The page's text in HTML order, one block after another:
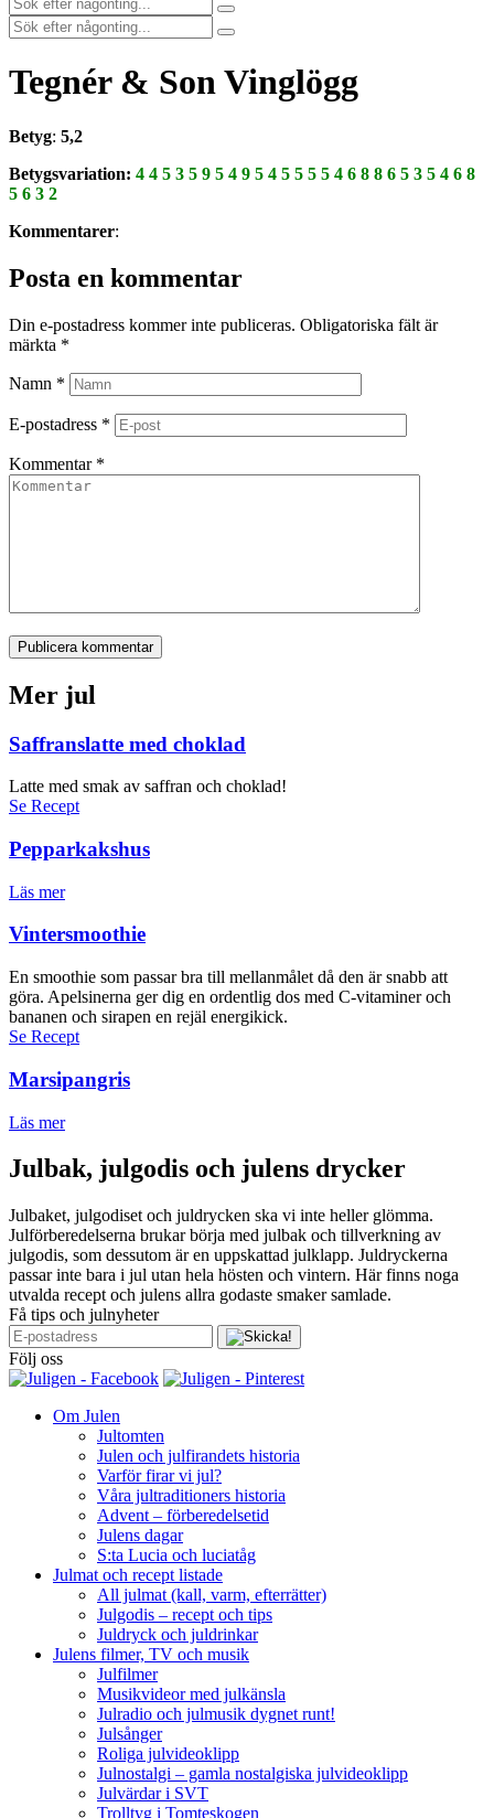
Tegnér & Son Vinglögg
Betyg: 5,2
Betygsvariation: 4 4 5 3 5 9 5 4 9 5 4 5 5 5 5 4 6 8 8 6 5 3 5 4 6 8
5 6 3 2
Kommentarer:
Posta en kommentar
Din e-postadress kommer inte publiceras. Obligatoriska fält är
märkta *
Namn *
E-postadress *
Kommentar *
Publicera kommentar
Mer jul
Saffranslatte med choklad
Latte med smak av saffran och choklad!
Se Recept
Pepparkakshus
Läs mer
Vintersmoothie
En smoothie som passar bra till mellanmålet då den är snabb att
göra. Apelsinerna ger dig en ordentlig dos med C-vitaminer och
bananen och sirapen en rejäl energikick.
Se Recept
Marsipangris
Läs mer
Julbak, julgodis och julens drycker
Julbaket, julgodiset och juldrycken ska vi inte heller glömma.
Julförberedelserna brukar börja med julbak och tillverkning av
julgodis, som dessutom är en uppskattad julklapp. Juldryckerna
passar inte bara i jul utan hela hösten och vintern. Här finns noga
utvalda recept och julens allra godaste smaker samlade.
Få tips och julnyheter
Följ oss
Om Julen
Jultomten
Julen och julfirandets historia
Varför firar vi jul?
Våra jultraditioners historia
Advent – förberedelsetid
Julens dagar
S:ta Lucia och luciatåg
Julmat och recept listade
All julmat (kall, varm, efterrätter)
Julgodis – recept och tips
Juldryck och juldrinkar
Julens filmer, TV och musik
Julfilmer
Musikvideor med julkänsla
Julradio och julmusik dygnet runt!
Julsånger
Roliga julvideoklipp
Julnostalgi – gamla nostalgiska julvideoklipp
Julvärdar i SVT
Trolltyg i Tomteskogen